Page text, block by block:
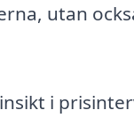
utan
i